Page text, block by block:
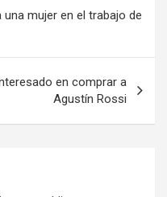
ail
mujer en el trabajo de
en comprar a
Agustín Rossi